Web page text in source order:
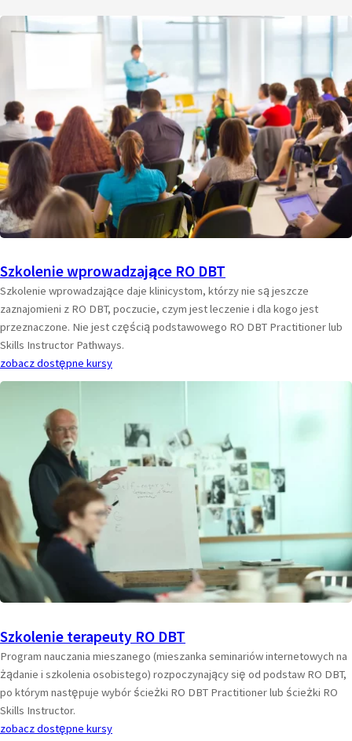
Szkolenie wprowadzające RO DBT
Szkolenie wprowadzające daje klinicystom, którzy nie są jeszcze
zaznajomieni z RO DBT, poczucie, czym jest leczenie i dla kogo jest
przeznaczone. Nie jest częścią podstawowego RO DBT Practitioner lub
Skills Instructor Pathways.
zobacz dostępne kursy
Szkolenie terapeuty RO DBT
Program nauczania mieszanego (mieszanka seminariów internetowych na
żądanie i szkolenia osobistego) rozpoczynający się od podstaw RO DBT,
po którym następuje wybór ścieżki RO DBT Practitioner lub ścieżki RO
Skills Instructor.
zobacz dostępne kursy